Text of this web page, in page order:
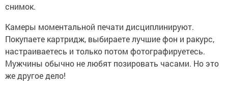
снимок.
Камеры моментальной печати дисциплинируют.
Покупаете картридж, выбираете лучшие фон и ракурс,
настраиваетесь и только потом фотографируетесь.
Мужчины обычно не любят позировать часами. Но это
же другое дело!